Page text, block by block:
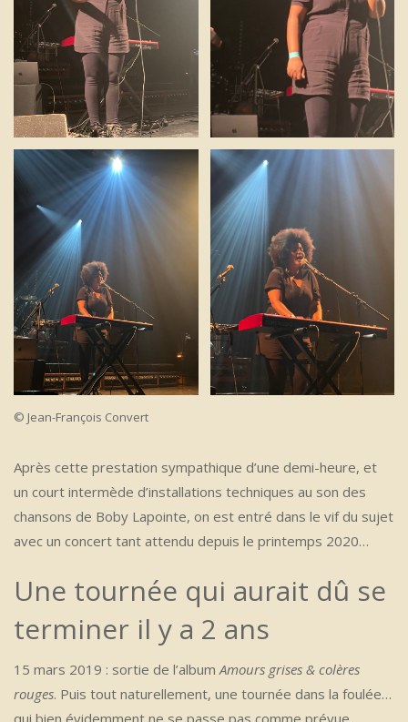
© Jean-François Convert
Après cette prestation sympathique d’une demi-heure, et
un court intermède d’installations techniques au son des
chansons de Boby Lapointe, on est entré dans le vif du sujet
avec un concert tant attendu depuis le printemps 2020…
Une tournée qui aurait dû se
terminer il y a 2 ans
15 mars 2019 : sortie de l’albumAmours grises & colères
rouges. Puis tout naturellement, une tournée dans la foulée…